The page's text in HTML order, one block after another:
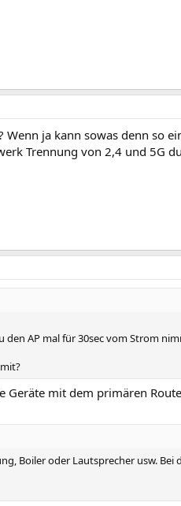
ja kann sowas denn so
Trennung von 2,4 und 5G
AP mal für 30sec vom Strom
Geräte mit dem primären
Boiler oder Lautsprecher usw. Bei